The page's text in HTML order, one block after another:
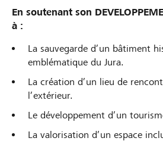
En soutenant son
à :
La sauvegarde d’un bâtiment
emblématique du Jura.
La création d’un lieu de
l’extérieur.
Le développement d’un
La valorisation d’un espace